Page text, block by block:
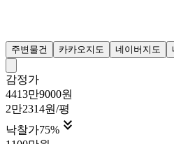
주변물건 카카오지도 네이버지도
감정가
4413만9000원
2만2314원/평
낙찰가75% 